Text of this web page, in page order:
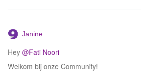
Janine
Hey @Fati Noori
Welkom bij onze Community!